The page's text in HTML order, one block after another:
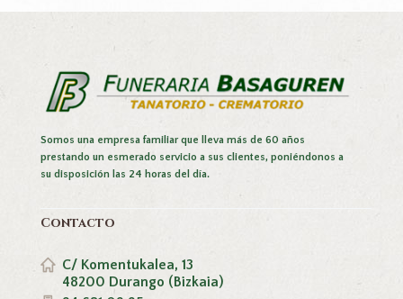
Somos una empresa familiar que lleva más de 60 años
prestando un esmerado servicio a sus clientes, poniéndonos a
su disposición las 24 horas del día.
Contacto
C/ Komentukalea, 13
48200 Durango (Bizkaia)